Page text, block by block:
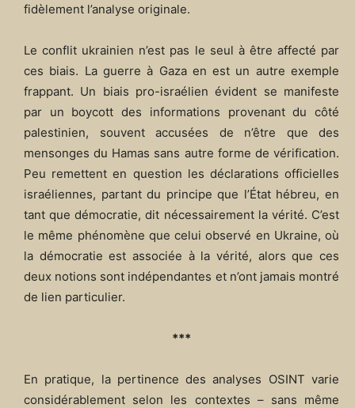
fidèlement l’analyse originale.
Le conflit ukrainien n’est pas le seul à être affecté par
ces biais. La guerre à Gaza en est un autre exemple
frappant. Un biais pro-israélien évident se manifeste
par un boycott des informations provenant du côté
palestinien, souvent accusées de n’être que des
mensonges du Hamas sans autre forme de vérification.
Peu remettent en question les déclarations officielles
israéliennes, partant du principe que l’État hébreu, en
tant que démocratie, dit nécessairement la vérité. C’est
le même phénomène que celui observé en Ukraine, où
la démocratie est associée à la vérité, alors que ces
deux notions sont indépendantes et n’ont jamais montré
de lien particulier.
***
En pratique, la pertinence des analyses OSINT varie
considérablement selon les contextes – sans même